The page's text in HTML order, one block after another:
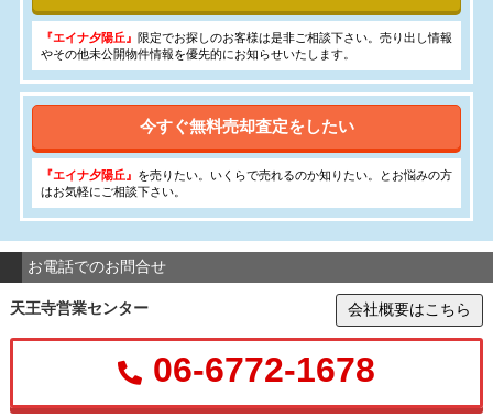
『エイナ夕陽丘』 限定でお探しのお客様は是非ご相談下さい。売り出し情報
やその他未公開物件情報を優先的にお知らせいたします。
今すぐ無料売却査定をしたい
『エイナ夕陽丘』 を売りたい。いくらで売れるのか知りたい。とお悩みの方
はお気軽にご相談下さい。
お電話でのお問合せ
天王寺営業センター 会社概要はこちら
06-6772-1678